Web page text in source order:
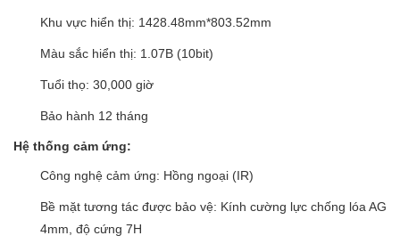
Khu vực hiển thị: 1428.48mm*803.52mm
Màu sắc hiển thị: 1.07B (10bit)
Tuổi thọ: 30,000 giờ
Bảo hành 12 tháng
Hệ thống cảm ứng:
Công nghệ cảm ứng: Hồng ngoại (IR)
Bề mặt tương tác được bảo vệ: Kính cường lực chống lóa AG
4mm, độ cứng 7H